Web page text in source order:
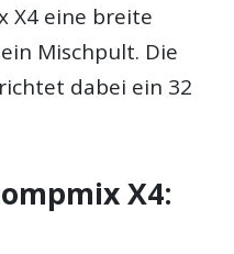
X4 eine breite
Mischpult. Die
dabei ein 32
X4: